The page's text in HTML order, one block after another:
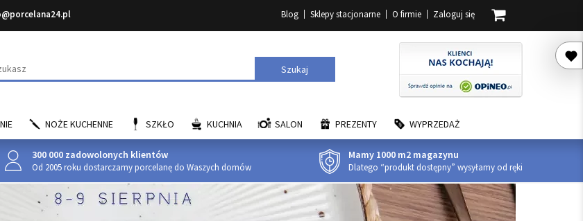
Blog Sklepy stacjonarne O firmie Zaloguj się
Szukaj
NOŻE KUCHENNE SZKŁO KUCHNIA SALON PREZENTY WYPRZEDAŻ
300 000 zadowolonych klientów
Od 2005 roku dostarczamy porcelanę do Waszych domów
Mamy 1000 m2 magazynu
Dlatego “produkt dostępny” wysyłamy od ręki